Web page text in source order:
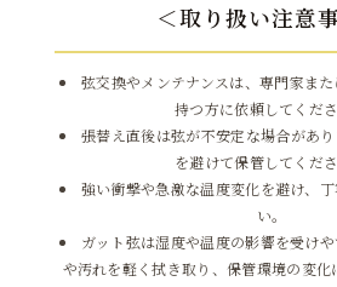
＜取り扱い注意
弦交換やメンテナンスは、専門家ま
持つ方に依頼してくださ
張替え直後は弦が不安定な場合があ
を避けて保管してくださ
強い衝撃や急激な温度変化を避け、
い。
ガット弦は湿度や温度の影響を受け
や汚れを軽く拭き取り、保管環境の変化